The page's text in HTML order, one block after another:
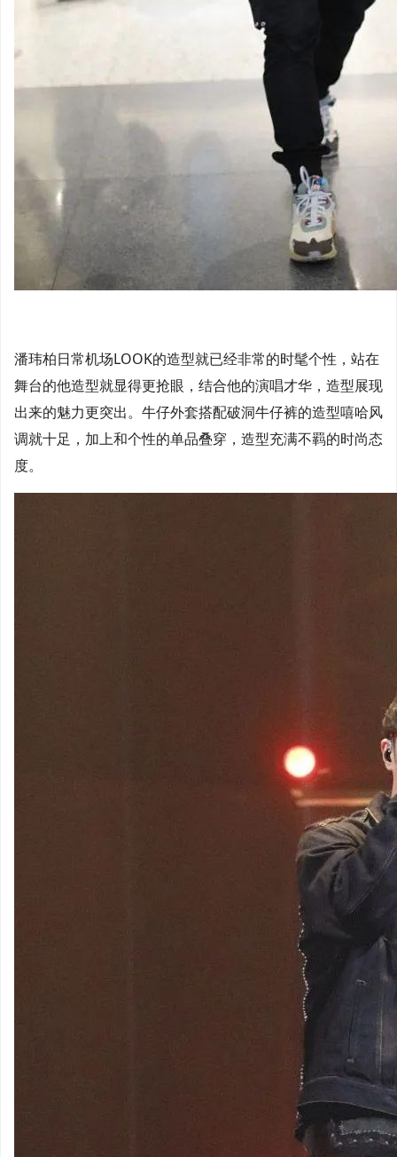
潘玮柏日常机场LOOK的造型就已经非常的时髦个性，站在
舞台的他造型就显得更抢眼，结合他的演唱才华，造型展现
出来的魅力更突出。牛仔外套搭配破洞牛仔裤的造型嘻哈风
调就十足，加上和个性的单品叠穿，造型充满不羁的时尚态
度。